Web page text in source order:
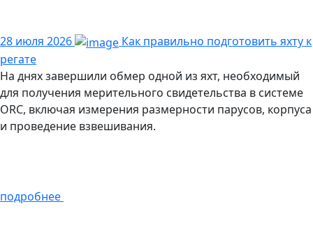
28 июля 2026
Как правильно подготовить яхту к
регате
На днях завершили обмер одной из яхт, необходимый
для получения мерительного свидетельства в системе
ORC, включая измерения размерности парусов, корпуса
и проведение взвешивания.
подробнее